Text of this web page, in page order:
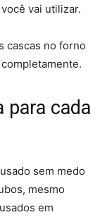
vai utilizar.
cascas no forno
para cada
sem medo
mesmo
em